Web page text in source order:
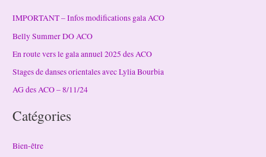
IMPORTANT – Infos modifications gala ACO
Belly Summer DO ACO
En route vers le gala annuel 2025 des ACO
Stages de danses orientales avec Lylia Bourbia
AG des ACO – 8/11/24
Catégories
Bien-être